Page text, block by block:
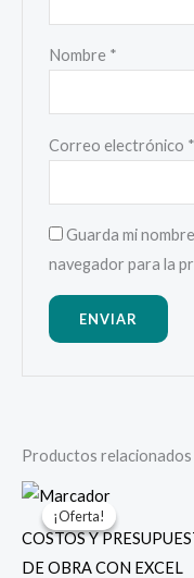
Nombre *
Correo electrónico *
Guarda mi
navegador para la
Productos relacionados
¡Oferta!
¡Oferta!
COSTOS Y
DE OBRA CON EXCEL
El
precio
original
era:
S/ 150.00.
es:
S/